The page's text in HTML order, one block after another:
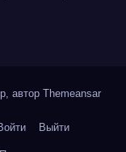
автор Themeansar
Выйти